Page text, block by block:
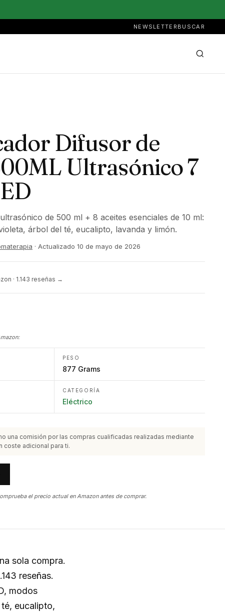
NEWSLETTER BUSCAR
Difusor de
Ultrasónico 7
de 500 ml + 8 aceites esenciales de 10 ml:
árbol del té, eucalipto, lavanda y limón.
· Actualizado 10 de mayo de 2026
· 1.143 reseñas →
PESO
877 Grams
CATEGORÍA
Eléctrico
una comisión por las compras cualificadas realizadas mediante
coste adicional para ti.
el precio actual en Amazon antes de comprar.
sola compra.
reseñas.
modos
eucalipto,